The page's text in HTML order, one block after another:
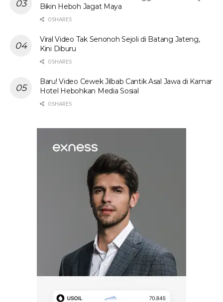
Bikin Heboh Jagat Maya
0 SHARES
Viral Video Tak Senonoh Sejoli di Batang Jateng,
Kini Diburu
0 SHARES
Baru! Video Cewek Jilbab Cantik Asal Jawa di Kamar
Hotel Hebohkan Media Sosial
0 SHARES